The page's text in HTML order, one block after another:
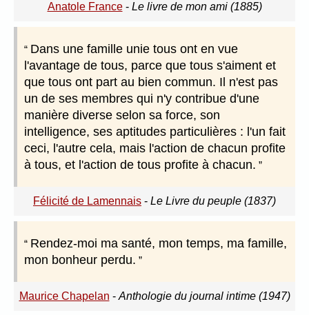
Anatole France- Le livre de mon ami (1885)
Dans une famille unie tous ont en vue
l'avantage de tous, parce que tous s'aiment et
que tous ont part au bien commun. Il n'est pas
un de ses membres qui n'y contribue d'une
manière diverse selon sa force, son
intelligence, ses aptitudes particulières : l'un fait
ceci, l'autre cela, mais l'action de chacun profite
à tous, et l'action de tous profite à chacun.
Félicité de Lamennais - Le Livre du peuple (1837)
Rendez-moi ma santé, mon temps, ma famille,
mon bonheur perdu.
Maurice Chapelan - Anthologie du journal intime (1947)